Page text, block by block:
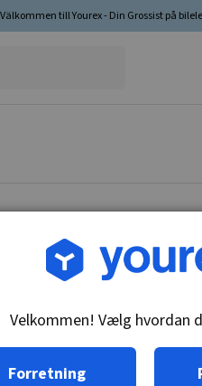
Välkommen till Yourex - Din Grossist på
Vare nr.: DR-1852026
Velkommen! Vælg hvordan
Forretning